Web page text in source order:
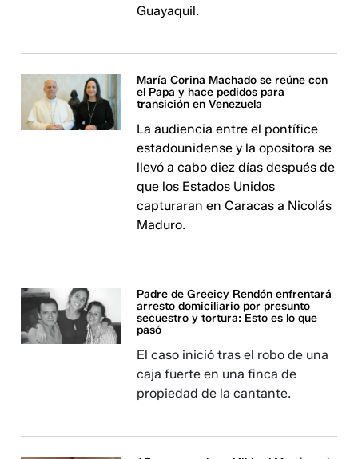
Guayaquil.
María Corina Machado se reúne con
el Papa y hace pedidos para
transición en Venezuela
La audiencia entre el pontífice
estadounidense y la opositora se
llevó a cabo diez días después de
que los Estados Unidos
capturaran en Caracas a Nicolás
Maduro.
Padre de Greeicy Rendón enfrentará
arresto domiciliario por presunto
secuestro y tortura: Esto es lo que
pasó
El caso inició tras el robo de una
caja fuerte en una finca de
propiedad de la cantante.